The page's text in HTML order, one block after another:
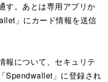
す。あとは専用アプリか
」にカード情報を送信
報について、セキュリテ
Spendwallet」に登録され